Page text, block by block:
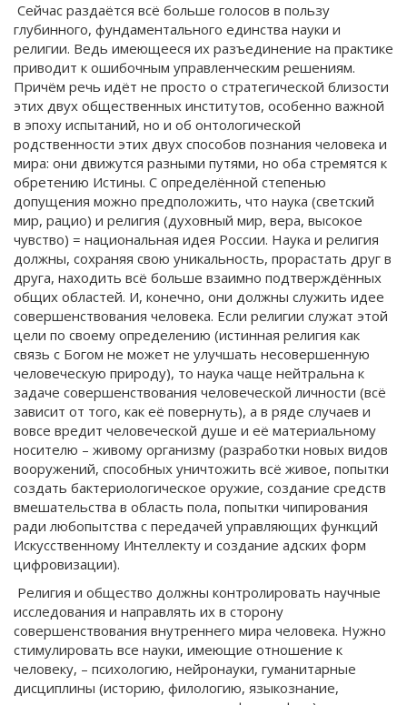
Сейчас раздаётся всё больше голосов в пользу
глубинного, фундаментального единства науки и
религии. Ведь имеющееся их разъединение на практике
приводит к ошибочным управленческим решениям.
Причём речь идёт не просто о стратегической близости
этих двух общественных институтов, особенно важной
в эпоху испытаний, но и об онтологической
родственности этих двух способов познания человека и
мира: они движутся разными путями, но оба стремятся к
обретению Истины. С определённой степенью
допущения можно предположить, что наука (светский
мир, рацио) и религия (духовный мир, вера, высокое
чувство) = национальная идея России. Наука и религия
должны, сохраняя свою уникальность, прорастать друг в
друга, находить всё больше взаимно подтверждённых
общих областей. И, конечно, они должны служить идее
совершенствования человека. Если религии служат этой
цели по своему определению (истинная религия как
связь с Богом не может не улучшать несовершенную
человеческую природу), то наука чаще нейтральна к
задаче совершенствования человеческой личности (всё
зависит от того, как её повернуть), а в ряде случаев и
вовсе вредит человеческой душе и её материальному
носителю – живому организму (разработки новых видов
вооружений, способных уничтожить всё живое, попытки
создать бактериологическое оружие, создание средств
вмешательства в область пола, попытки чипирования
ради любопытства с передачей управляющих функций
Искусственному Интеллекту и создание адских форм
цифровизации).
Религия и общество должны контролировать научные
исследования и направлять их в сторону
совершенствования внутреннего мира человека. Нужно
стимулировать все науки, имеющие отношение к
человеку, – психологию, нейронауки, гуманитарные
дисциплины (историю, филологию, языкознание,